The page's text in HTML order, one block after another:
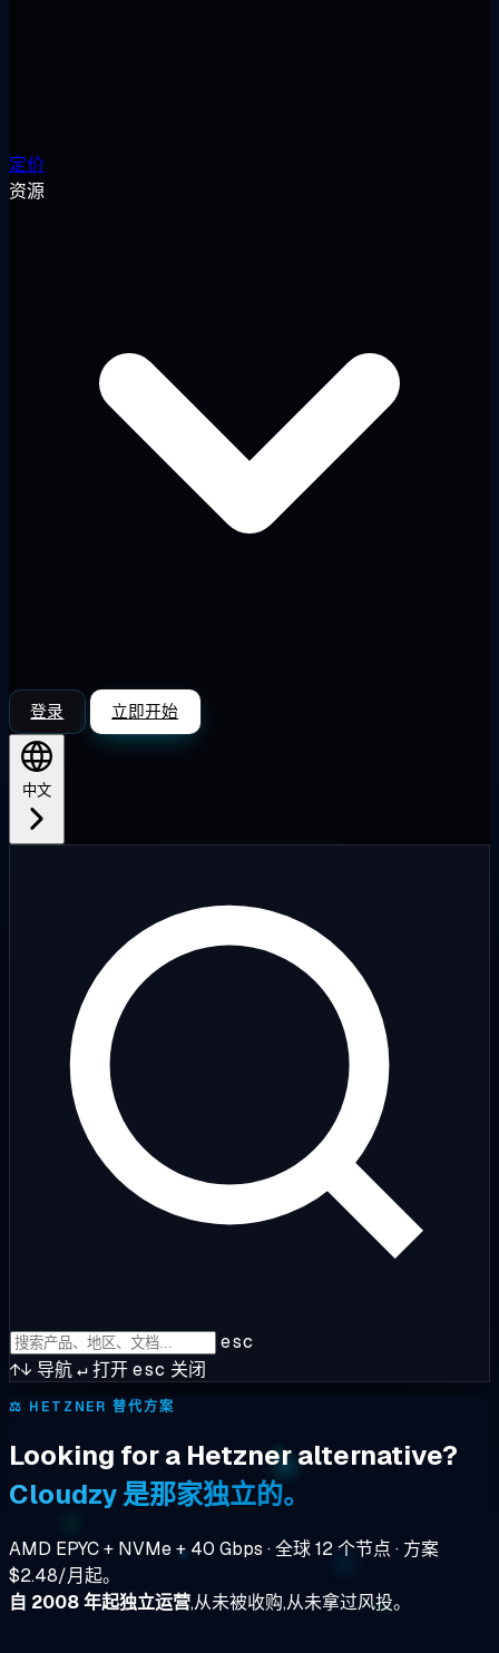
定价
资源
登录 立即开始
中文
esc
↑↓ 导航↵打开esc 关闭
⚖️ HETZNER 替代方案
Looking for a Hetzner alternative?
Cloudzy 是那家独立的。
AMD EPYC + NVMe + 40 Gbps · 全球 12 个节点 · 方案
$2.48/月起。
自 2008 年起独立运营,从未被收购,从未拿过风投。